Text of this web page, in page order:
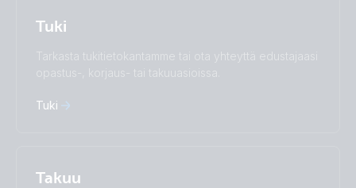
Türkçe
Ελληνικά
Русский
Українська
Tuki
Tarkasta tukitietokantamme tai ota yhteyttä edustajaasi
opastus-, korjaus- tai takuuasioissa.
Tuki
Takuu